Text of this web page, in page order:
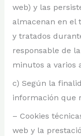
web) y las
almacenan en el
y tratados
responsable de
minutos a varios
c) Según la
información que
– Cookies
web y la